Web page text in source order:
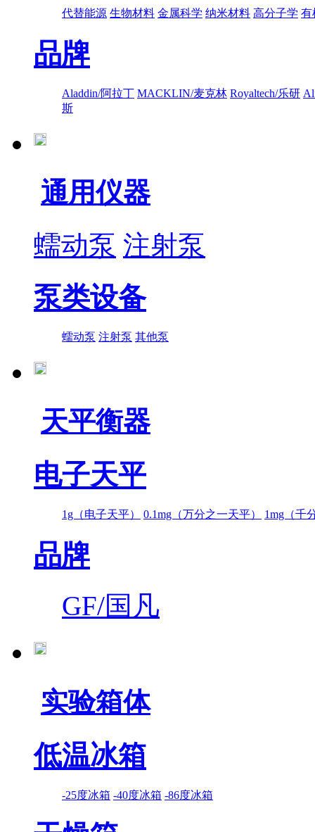
代替能源 生物材料 金属科学 纳米材料 高分子学 有
品牌
Aladdin/阿拉丁 MACKLIN/麦克林 Royaltech/乐研
斯
通用仪器
蠕动泵 注射泵
泵类设备
蠕动泵 注射泵 其他泵
天平衡器
电子天平
1g（电子天平） 0.1mg（万分之一天平） 1mg（千
品牌
GF/国凡
实验箱体
低温冰箱
-25度冰箱 -40度冰箱 -86度冰箱